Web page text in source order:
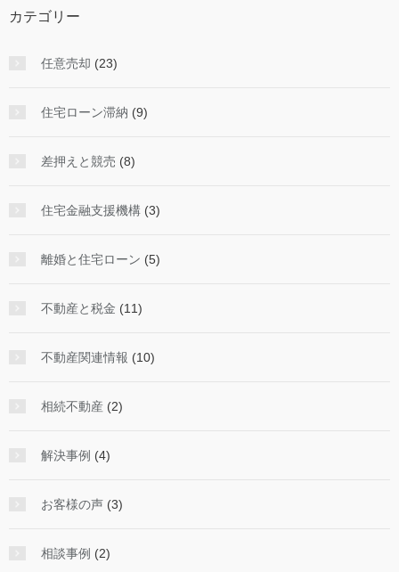
カテゴリー
任意売却 (23)
住宅ローン滞納 (9)
差押えと競売 (8)
住宅金融支援機構 (3)
離婚と住宅ローン (5)
不動産と税金 (11)
不動産関連情報 (10)
相続不動産 (2)
解決事例 (4)
お客様の声 (3)
相談事例 (2)